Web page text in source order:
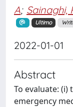
A; Sainaghi,
Ultimo
2022-01-01
Abstract
To evaluate:
emergency